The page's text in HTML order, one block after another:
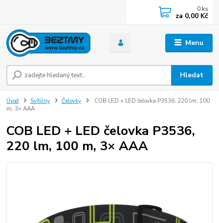
Menu
Hledat
0 ks
za 0,00 Kč
Úvod Svítilny Čelovky
COB LED + LED čelovka P3536, 220 lm, 100
m, 3× AAA
COB LED + LED čelovka P3536,
220 lm, 100 m, 3× AAA